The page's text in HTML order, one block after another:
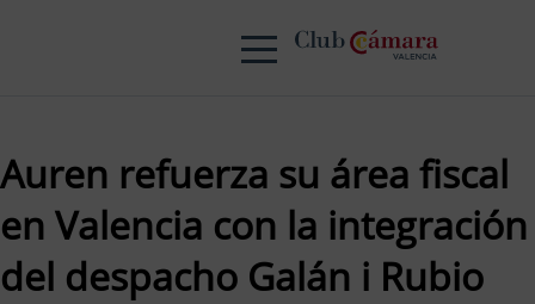
Auren refuerza su área fiscal
en Valencia con la integración
del despacho Galán i Rubio